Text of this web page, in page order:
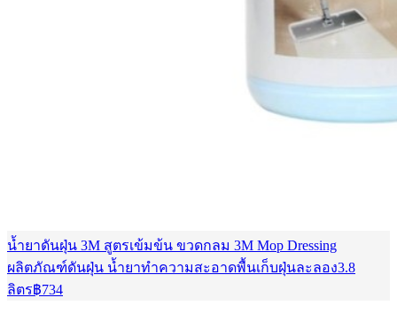
น้ำยาดันฝุ่น 3M สูตรเข้มข้น ขวดกลม 3M Mop Dressing
ผลิตภัณฑ์ดันฝุ่น น้ำยาทำความสะอาดพื้นเก็บฝุ่นละลอง3.8
ลิตร฿734